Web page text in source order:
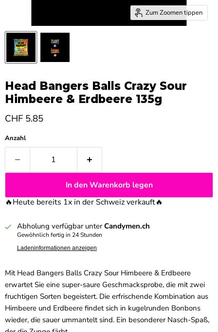
Zum Zoomen tippen
Head Bangers Balls Crazy Sour
Himbeere & Erdbeere 135g
Aktueller Preis
CHF 5.85
Anzahl
In den Warenkorb legen
🔥Heute bereits 1x in der Schweiz verkauft🔥
Abholung verfügbar unterCandymen.ch
Gewöhnlich fertig in 24 Stunden
Ladeninformationen anzeigen
Mit Head Bangers Balls Crazy Sour Himbeere & Erdbeere
erwartet Sie eine super-saure Geschmacksprobe, die mit zwei
fruchtigen Sorten begeistert. Die erfrischende Kombination aus
Himbeere und Erdbeere findet sich in kugelrunden Bonbons
wieder, die sauer ummantelt sind. Ein besonderer Nasch-Spaß,